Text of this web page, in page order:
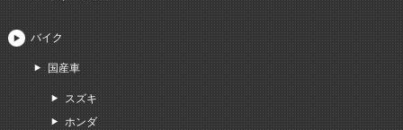
バイク
国産車
スズキ
ホンダ